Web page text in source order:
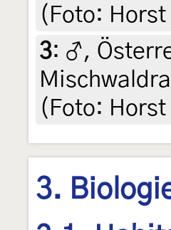
(Foto:
3: ♂,
(Foto:
3.